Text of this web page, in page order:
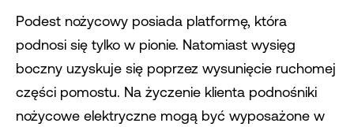
Podest nożycowy posiada platformę, która
podnosi się tylko w pionie. Natomiast wysięg
boczny uzyskuje się poprzez wysunięcie ruchomej
części pomostu. Na życzenie klienta podnośniki
nożycowe elektryczne mogą być wyposażone w